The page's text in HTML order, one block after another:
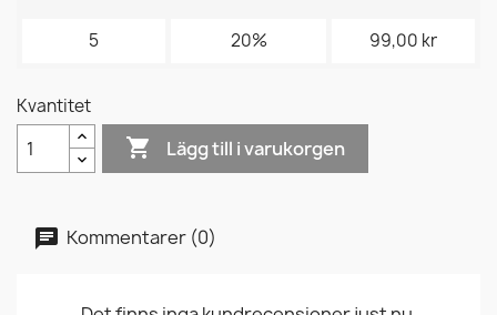
5 20% 99,00 kr
Kvantitet
 Lägg till i varukorgen
Kommentarer (0)